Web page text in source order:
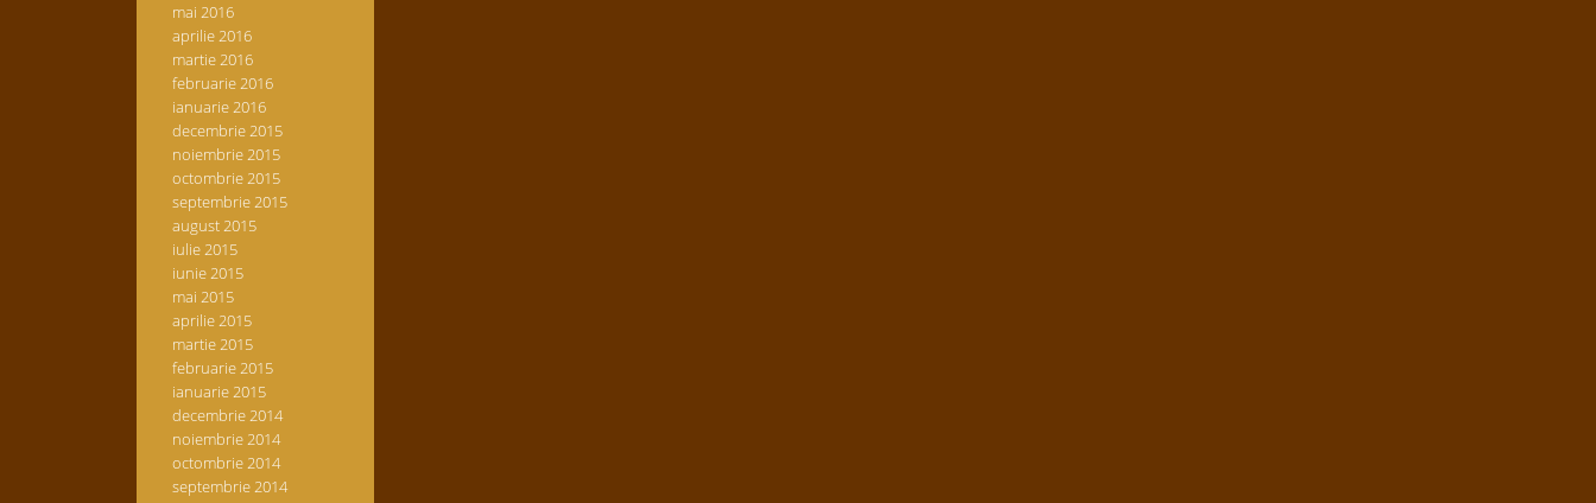
mai 2016
aprilie 2016
martie 2016
februarie 2016
ianuarie 2016
decembrie 2015
noiembrie 2015
octombrie 2015
septembrie 2015
august 2015
iulie 2015
iunie 2015
mai 2015
aprilie 2015
martie 2015
februarie 2015
ianuarie 2015
decembrie 2014
noiembrie 2014
octombrie 2014
septembrie 2014